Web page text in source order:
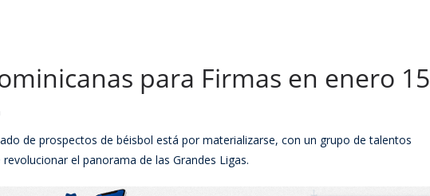
para Firmas en enero 15
de prospectos de béisbol está por materializarse, con un grupo de talentos
el panorama de las Grandes Ligas.